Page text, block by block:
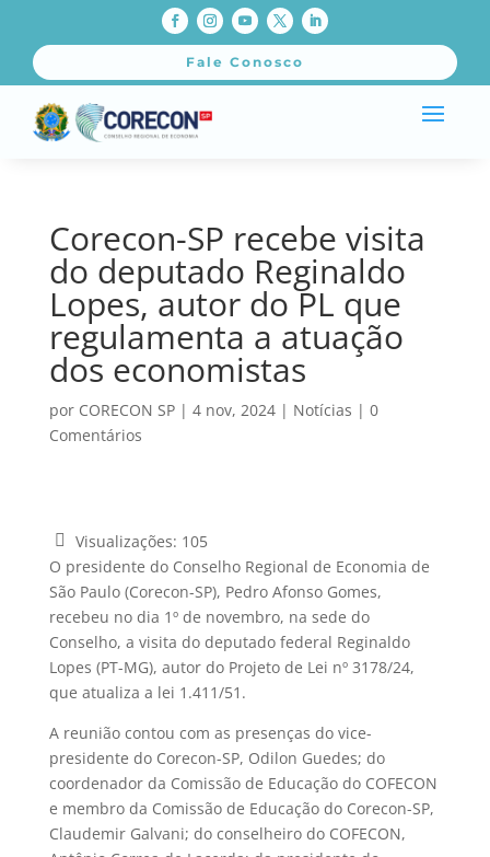
Fale Conosco
Corecon-SP recebe visita
do deputado Reginaldo
Lopes, autor do PL que
regulamenta a atuação
dos economistas
por CORECON SP| 4 nov, 2024| Notícias | 0
Comentários
Visualizações: 105
O presidente do Conselho Regional de Economia de
São Paulo (Corecon-SP), Pedro Afonso Gomes,
recebeu no dia 1º de novembro, na sede do
Conselho, a visita do deputado federal Reginaldo
Lopes (PT-MG), autor do Projeto de Lei nº 3178/24,
que atualiza a lei 1.411/51.
A reunião contou com as presenças do vice-
presidente do Corecon-SP, Odilon Guedes; do
coordenador da Comissão de Educação do COFECON
e membro da Comissão de Educação do Corecon-SP,
Claudemir Galvani; do conselheiro do COFECON,